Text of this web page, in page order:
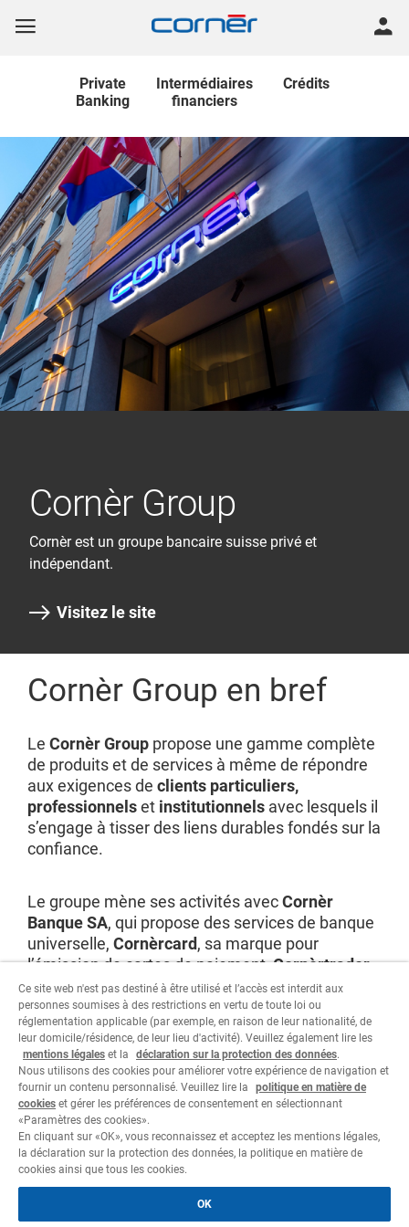
Private
Banking
Intermédiaires
financiers
Crédits
Cornèr Group
Cornèr est un groupe bancaire suisse privé et
indépendant.
Visitez le site
Cornèr Group en bref
Le Cornèr Group propose une gamme complète
de produits et de services à même de répondre
aux exigences de clients particuliers,
professionnelset institutionnels avec lesquels il
s’engage à tisser des liens durables fondés sur la
confiance.
Le groupe mène ses activités avecCornèr
Banque SA, qui propose des services de banque
universelle, Cornèrcard, sa marque pour
l’émission de cartes de paiement,Cornèrtrader,
sa plate-forme de trading en ligne, sans oublier
ses filiales qui viennent compléter son offre de
services financiers à l’échelle internationale.
Visitez le site
Informations juridiques
Déclaration sur la protection des données
Ce site web n'est pas destiné à être utilisé et l’accès est interdit aux
personnes soumises à des restrictions en vertu de toute loi ou
réglementation applicable (par exemple, en raison de leur nationalité, de
leur domicile/résidence, de leur lieu d'activité). Veuillez également lire les
mentions légales et la déclaration sur la protection des données.
Nous utilisons des cookies pour améliorer votre expérience de navigation et
fournir un contenu personnalisé. Veuillez lire la
politique en matière de
cookies et gérer les préférences de consentement en sélectionnant
«Paramètres des cookies».
En cliquant sur «OK», vous reconnaissez et acceptez les mentions légales,
la déclaration sur la protection des données, la politique en matière de
cookies ainsi que tous les cookies.
OK